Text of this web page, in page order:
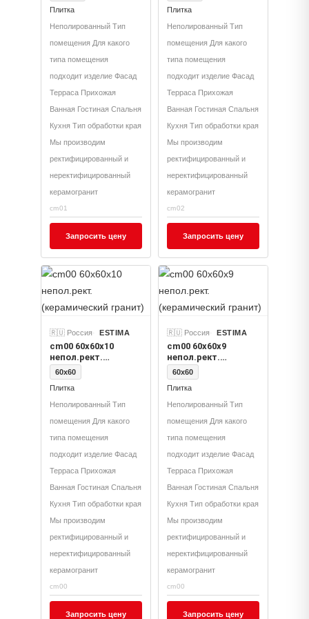
Плитка
Неполированный Тип
помещения Для какого
типа помещения
подходит изделие Фасад
Терраса Прихожая
Ванная Гостиная Спальня
Кухня Тип обработки края
Мы производим
ректифицированный и
неректифицированный
керамогранит
cm01
Запросить цену
Плитка
Неполированный Тип
помещения Для какого
типа помещения
подходит изделие Фасад
Терраса Прихожая
Ванная Гостиная Спальня
Кухня Тип обработки края
Мы производим
ректифицированный и
неректифицированный
керамогранит
cm02
Запросить цену
🇷🇺 Россия ESTIMA
cm00 60x60x10
непол.рект.
(керамический
гранит)
60x60
Плитка
Неполированный Тип
помещения Для какого
типа помещения
подходит изделие Фасад
Терраса Прихожая
Ванная Гостиная Спальня
Кухня Тип обработки края
Мы производим
ректифицированный и
неректифицированный
керамогранит
cm00
Запросить цену
🇷🇺 Россия ESTIMA
cm00 60x60x9
непол.рект.
(керамический
гранит)
60x60
Плитка
Неполированный Тип
помещения Для какого
типа помещения
подходит изделие Фасад
Терраса Прихожая
Ванная Гостиная Спальня
Кухня Тип обработки края
Мы производим
ректифицированный и
неректифицированный
керамогранит
cm00
Запросить цену